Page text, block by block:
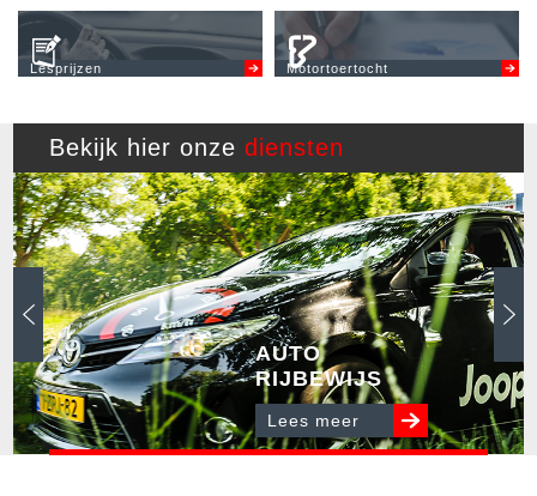
Lesprijzen Motortoertocht
Bekijk hier onzediensten
AUTO
RIJBEWIJS
Lees meer